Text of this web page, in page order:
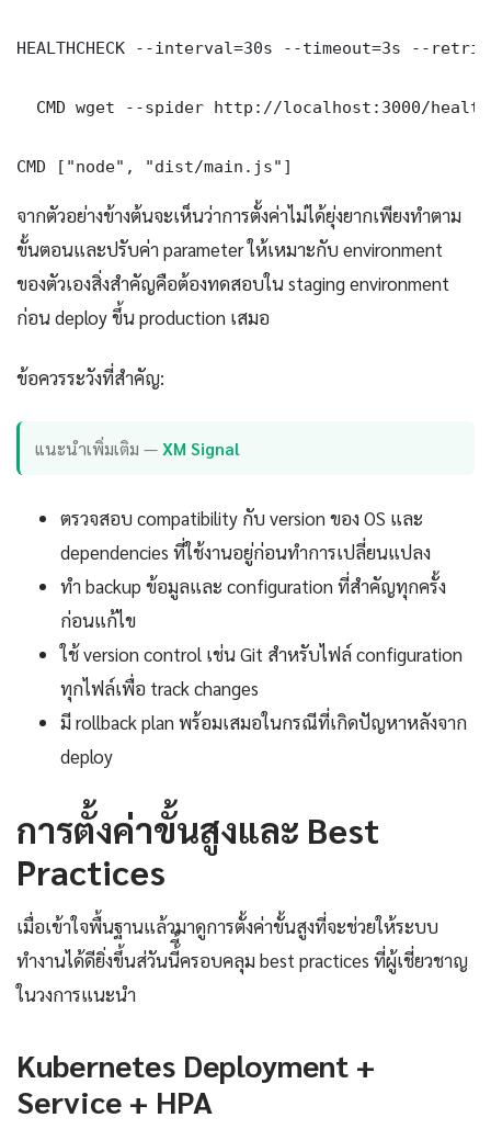
HEALTHCHECK --interval=30s --timeout=3s --
CMD wget --spider http://localhost:3000/
CMD ["node", "dist/main.js"]
จากตัวอย่างข้างต้นจะเห็นว่าการตั้งค่าไม่ได้ยุ่งยากเพียงทำตาม
ขั้นตอนและปรับค่า parameter ให้เหมาะกับ environment
ของตัวเองสิ่งสำคัญคือต้องทดสอบใน staging environment
ก่อน deploy ขึ้น production เสมอ
ข้อควรระวังที่สำคัญ:
แนะนำเพิ่มเติม —XM Signal
ตรวจสอบ compatibility กับ version ของ OS และ
dependencies ที่ใช้งานอยู่ก่อนทำการเปลี่ยนแปลง
ทำ backup ข้อมูลและ configuration ที่สำคัญทุกครั้ง
ก่อนแก้ไข
ใช้ version control เช่น Git สำหรับไฟล์ configuration
ทุกไฟล์เพื่อ track changes
มี rollback plan พร้อมเสมอในกรณีที่เกิดปัญหาหลังจาก
deploy
การตั้งค่าขั้นสูงและ Best
Practices
เมื่อเข้าใจพื้นฐานแล้วมาดูการตั้งค่าขั้นสูงที่จะช่วยให้ระบบ
ทำงานได้ดียิ่งขึ้นส่วันนี้ี้ครอบคลุม best practices ที่ผู้เชี่ยวชาญ
ในวงการแนะนำ
Kubernetes Deployment +
Service + HPA